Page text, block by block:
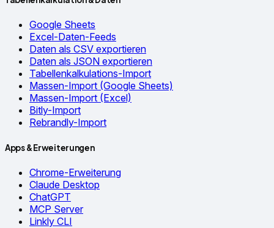
Google Sheets
Excel-Daten-Feeds
Daten als CSV exportieren
Daten als JSON exportieren
Tabellenkalkulations-Import
Massen-Import (Google Sheets)
Massen-Import (Excel)
Bitly-Import
Rebrandly-Import
Apps & Erweiterungen
Chrome-Erweiterung
Claude Desktop
ChatGPT
MCP Server
Linkly CLI